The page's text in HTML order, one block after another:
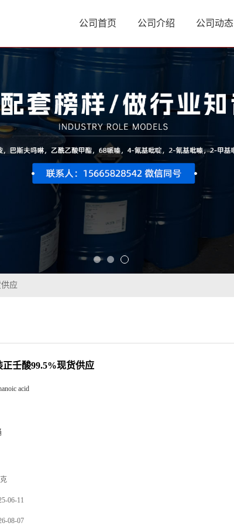
公司首页 公司介绍 公司动态
应
正壬酸99.5%现货供应
acid
06-11
08-07